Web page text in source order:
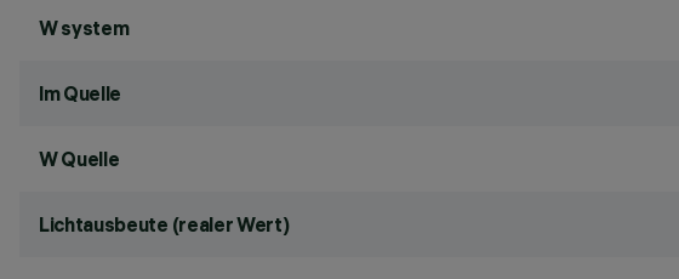
W system
lm Quelle
W Quelle
Lichtausbeute (realer Wert)